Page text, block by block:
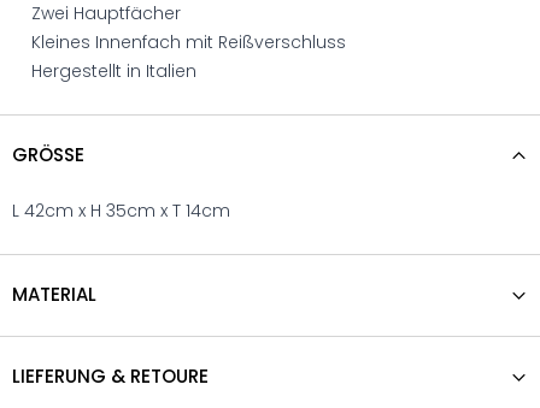
Zwei Hauptfächer
Kleines Innenfach mit Reißverschluss
Hergestellt in Italien
GRÖSSE
L 42cm x H 35cm x T 14cm
MATERIAL
LIEFERUNG & RETOURE